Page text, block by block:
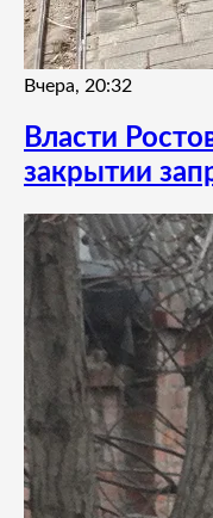
Вчера, 20:32
Власти
закрытии